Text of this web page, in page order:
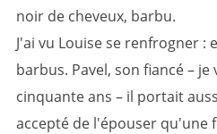
noir de cheveux, barbu.
J'ai vu Louise se renfrogner :
barbus. Pavel, son fiancé –
cinquante ans – il portait
accepté de l'épouser qu'une